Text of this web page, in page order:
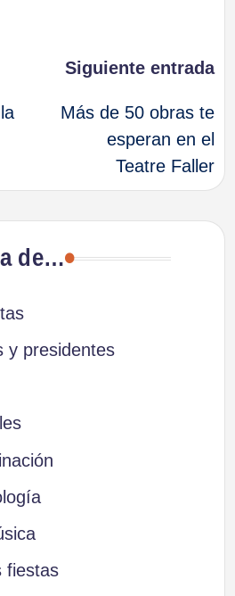
Siguiente entrada
Más de 50 obras te
esperan en el
Teatre Faller
de…
y presidentes
fiestas